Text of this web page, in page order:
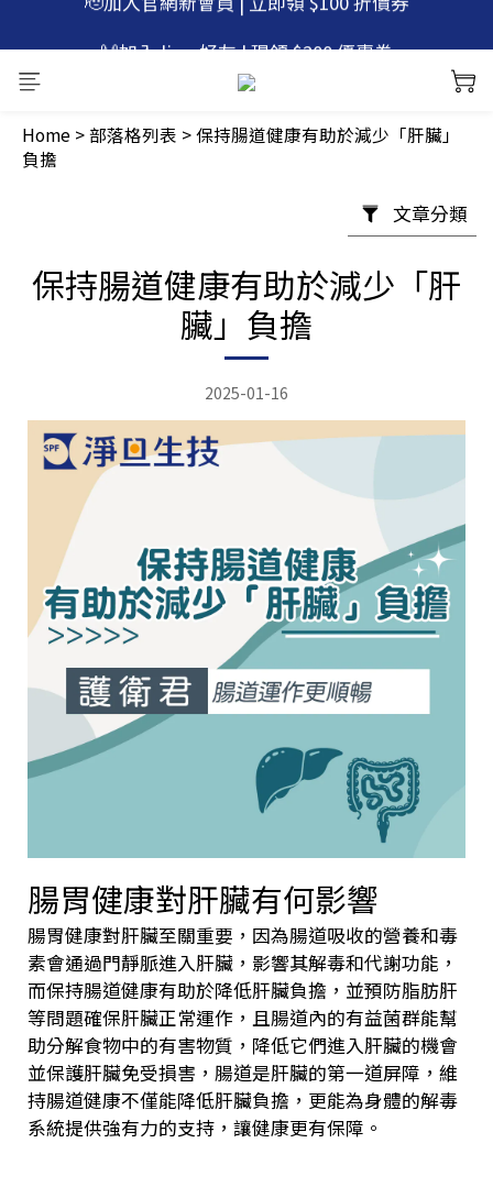
🚚滿$600免運，再贈 微笑口含錠1包
🙌加入 line 好友 | 現領 $200 優惠券
🚚滿$600免運，再贈 微笑口含錠1包
Home >部落格列表 >保持腸道健康有助於減少「肝臟」
負擔
文章分類
保持腸道健康有助於減少「肝
臟」負擔
2025-01-16
腸胃健康對肝臟有何影響
腸胃健康對肝臟至關重要，因為腸道吸收的營養和毒
素會通過門靜脈進入肝臟，影響其解毒和代謝功能，
而保持腸道健康有助於降低肝臟負擔，並預防脂肪肝
等問題確保肝臟正常運作，且腸道內的有益菌群能幫
助分解食物中的有害物質，降低它們進入肝臟的機會
並保護肝臟免受損害，腸道是肝臟的第一道屏障，維
持腸道健康不僅能降低肝臟負擔，更能為身體的解毒
系統提供強有力的支持，讓健康更有保障。